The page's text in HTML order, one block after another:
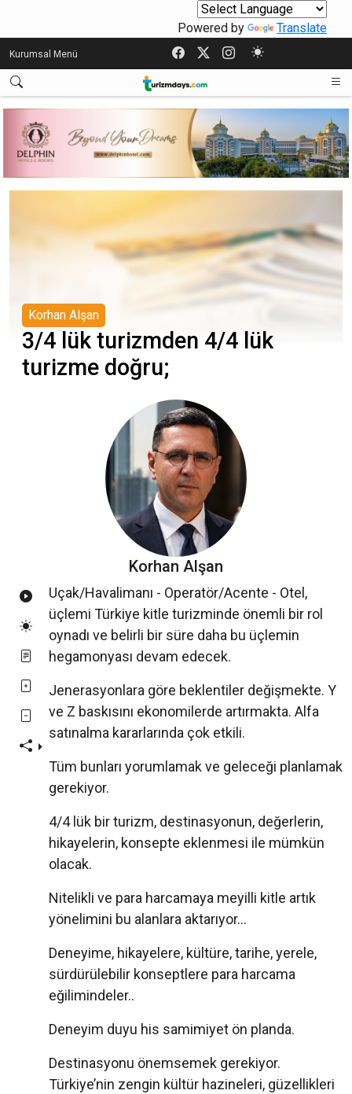
Powered by Translate
Kurumsal Menü
Korhan Alşan
3/4 lük turizmden 4/4 lük
turizme doğru;
Korhan Alşan
Uçak/Havalimanı - Operatör/Acente - Otel,
üçlemi Türkiye kitle turizminde önemli bir rol
oynadı ve belirli bir süre daha bu üçlemin
hegamonyası devam edecek.
Jenerasyonlara göre beklentiler değişmekte. Y
ve Z baskısını ekonomilerde artırmakta. Alfa
satınalma kararlarında çok etkili.
Tüm bunları yorumlamak ve geleceği planlamak
gerekiyor.
4/4 lük bir turizm, destinasyonun, değerlerin,
hikayelerin, konsepte eklenmesi ile mümkün
olacak.
Nitelikli ve para harcamaya meyilli kitle artık
yönelimini bu alanlara aktarıyor…
Deneyime, hikayelere, kültüre, tarihe, yerele,
sürdürülebilir konseptlere para harcama
eğilimindeler..
Deneyim duyu his samimiyet ön planda.
Destinasyonu önemsemek gerekiyor.
Türkiye’nin zengin kültür hazineleri, güzellikleri